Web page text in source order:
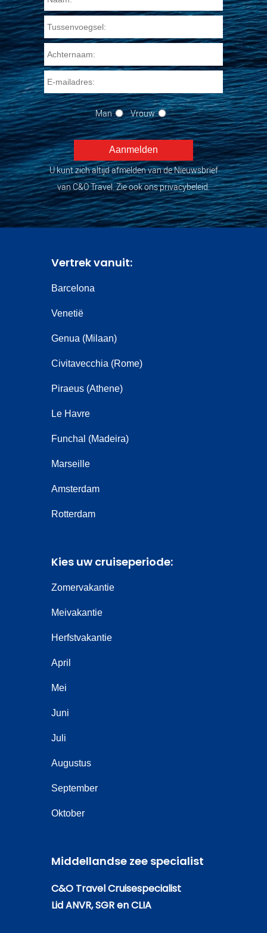
Man Vrouw
U kunt zich altijd afmelden van de Nieuwsbrief
van C&O Travel. Zie ook ons privacybeleid.
Vertrek vanuit:
Barcelona
Venetië
Genua (Milaan)
Civitavecchia (Rome)
Piraeus (Athene)
Le Havre
Funchal (Madeira)
Marseille
Amsterdam
Rotterdam
Kies uw cruiseperiode:
Zomervakantie
Meivakantie
Herfstvakantie
April
Mei
Juni
Juli
Augustus
September
Oktober
Middellandse zee specialist
C&O Travel Cruisespecialist
Lid ANVR, SGR en CLIA